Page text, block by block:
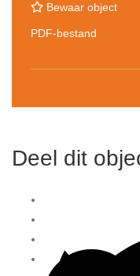
Bewaar object
PDF-bestand
Deel dit